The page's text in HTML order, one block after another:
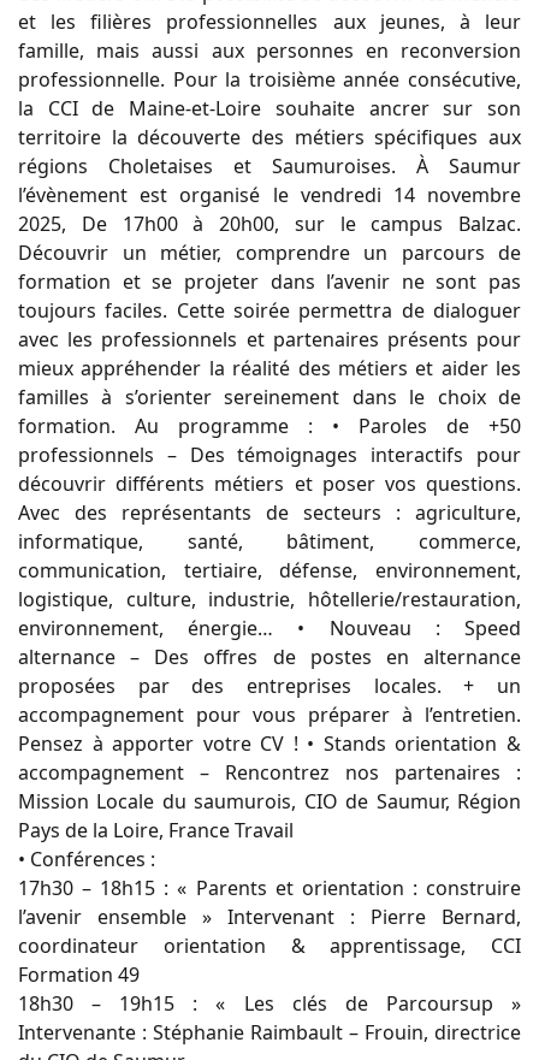
et les filières professionnelles aux jeunes, à leur
famille, mais aussi aux personnes en reconversion
professionnelle. Pour la troisième année consécutive,
la CCI de Maine-et-Loire souhaite ancrer sur son
territoire la découverte des métiers spécifiques aux
régions Choletaises et Saumuroises. À Saumur
l’évènement est organisé le vendredi 14 novembre
2025, De 17h00 à 20h00, sur le campus Balzac.
Découvrir un métier, comprendre un parcours de
formation et se projeter dans l’avenir ne sont pas
toujours faciles. Cette soirée permettra de dialoguer
avec les professionnels et partenaires présents pour
mieux appréhender la réalité des métiers et aider les
familles à s’orienter sereinement dans le choix de
formation. Au programme : • Paroles de +50
professionnels – Des témoignages interactifs pour
découvrir différents métiers et poser vos questions.
Avec des représentants de secteurs : agriculture,
informatique, santé, bâtiment, commerce,
communication, tertiaire, défense, environnement,
logistique, culture, industrie, hôtellerie/restauration,
environnement, énergie… • Nouveau : Speed
alternance – Des offres de postes en alternance
proposées par des entreprises locales. + un
accompagnement pour vous préparer à l’entretien.
Pensez à apporter votre CV ! • Stands orientation &
accompagnement – Rencontrez nos partenaires :
Mission Locale du saumurois, CIO de Saumur, Région
Pays de la Loire, France Travail
• Conférences :
17h30 – 18h15 : « Parents et orientation : construire
l’avenir ensemble » Intervenant : Pierre Bernard,
coordinateur orientation & apprentissage, CCI
Formation 49
18h30 – 19h15 : « Les clés de Parcoursup »
Intervenante : Stéphanie Raimbault – Frouin, directrice